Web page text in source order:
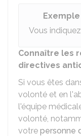
Exemple
Vous
Connaître les
directives
Si vous êtes
volonté et en
l'équipe
volonté,
votre personne